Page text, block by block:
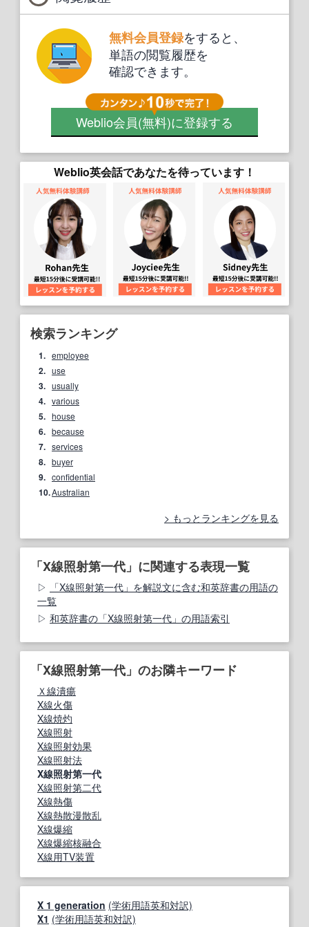
無料会員登録をすると、
単語の閲覧履歴を
確認できます。
Weblio会員(無料)に登録する
Weblio英会話であなたを待っています！
検索ランキング
1. employee
2. use
3. usually
4. various
5. house
6. because
7. services
8. buyer
9. confidential
10.Australian
もっとランキングを見る
「X線照射第一代」に関連する表現一覧
「X線照射第一代」を解説文に含む和英辞書の用語の
一覧
和英辞書の「X線照射第一代」の用語索引
「X線照射第一代」のお隣キーワード
Ｘ線潰瘍
X線火傷
X線焼灼
X線照射
X線照射効果
X線照射法
X線照射第一代
X線照射第二代
X線熱傷
X線熱散漫散乱
X線爆縮
X線爆縮核融合
X線用TV装置
X 1 generation (学術用語英和対訳)
X1 (学術用語英和対訳)